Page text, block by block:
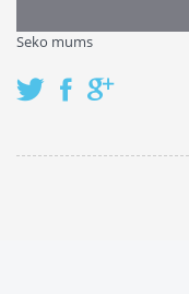
Seko mums